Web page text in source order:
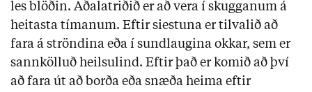
les blöðin. Aðalatriðið er að vera í skugganum á
heitasta tímanum. Eftir siestuna er tilvalið að
fara á ströndina eða í sundlaugina okkar, sem er
sannkölluð heilsulind. Eftir það er komið að því
að fara út að borða eða snæða heima eftir